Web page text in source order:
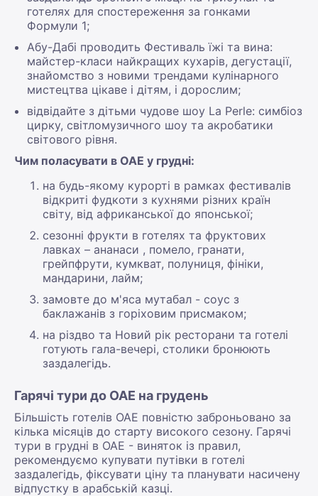
готелях для спостереження за гонками
Формули 1;
Абу-Дабі проводить Фестиваль їжі та вина:
майстер-класи найкращих кухарів, дегустації,
знайомство з новими трендами кулінарного
мистецтва цікаве і дітям, і дорослим;
відвідайте з дітьми чудове шоу La Perle: симбіоз
цирку, світломузичного шоу та акробатики
світового рівня.
Чим поласувати в ОАЕ у грудні:
на будь-якому курорті в рамках фестивалів
відкриті фудкоти з кухнями різних країн
світу, від африканської до японської;
сезонні фрукти в готелях та фруктових
лавках – ананаси , помело, гранати,
грейпфрути, кумкват, полуниця, фініки,
мандарини, лайм;
замовте до м'яса мутабал - соус з
баклажанів з горіховим присмаком;
на різдво та Новий рік ресторани та готелі
готують гала-вечері, столики бронюють
заздалегідь.
Гарячі тури до ОАЕ на грудень
Більшість готелів ОАЕ повністю заброньовано за
кілька місяців до старту високого сезону. Гарячі
тури в грудні в ОАЕ - виняток із правил,
рекомендуємо купувати путівки в готелі
заздалегідь, фіксувати ціну та планувати насичену
відпустку в арабській казці.